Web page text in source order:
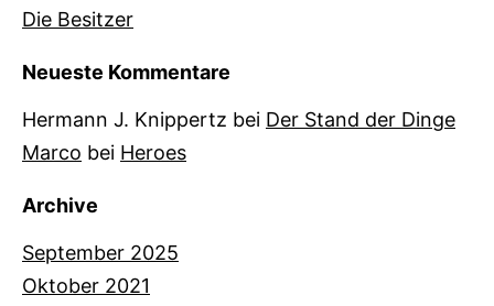
Die Besitzer
Neueste Kommentare
Hermann J. Knippertz bei Der Stand der Dinge
Marco bei Heroes
Archive
September 2025
Oktober 2021